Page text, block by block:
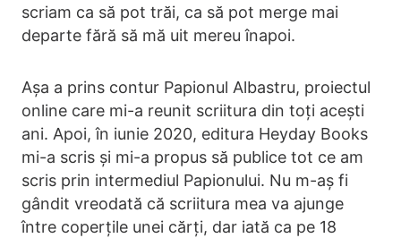
scriam ca să pot trăi, ca să pot merge mai
departe fără să mă uit mereu înapoi.
Așa a prins contur Papionul Albastru, proiectul
online care mi-a reunit scriitura din toți acești
ani. Apoi, în iunie 2020, editura Heyday Books
mi-a scris și mi-a propus să publice tot ce am
scris prin intermediul Papionului. Nu m-aș fi
gândit vreodată că scriitura mea va ajunge
între coperțile unei cărți, dar iată ca pe 18